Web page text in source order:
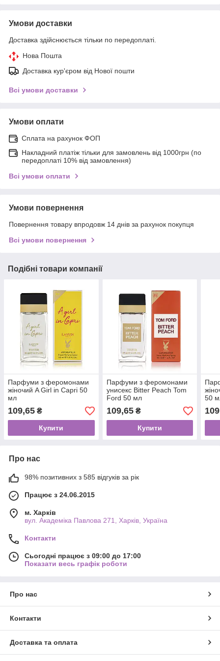
Умови доставки
Доставка здійснюється тільки по передоплаті.
Нова Пошта
Доставка кур'єром від Нової пошти
Всі умови доставки
Умови оплати
Сплата на рахунок ФОП
Накладний платіж тільки для замовлень від 1000грн (по
передоплаті 10% від замовлення)
Всі умови оплати
Умови повернення
Повернення товару впродовж 14 днів за рахунок покупця
Всі умови повернення
Подібні товари компанії
Парфуми з феромонами
жіночий A Girl in Capri 50
мл
109,65 ₴
Купити
Парфуми з феромонами
унисекс Bitter Peach Tom
Ford 50 мл
109,65₴
Купити
50
Про нас
98% позитивних з 585 відгуків за рік
Працює з 24.06.2015
м. Харків
вул. Академіка Павлова 271, Харків, Україна
Контакти
Сьогодні працює з 09:00 до 17:00
Показати весь графік роботи
Про нас
Контакти
Доставка та оплата